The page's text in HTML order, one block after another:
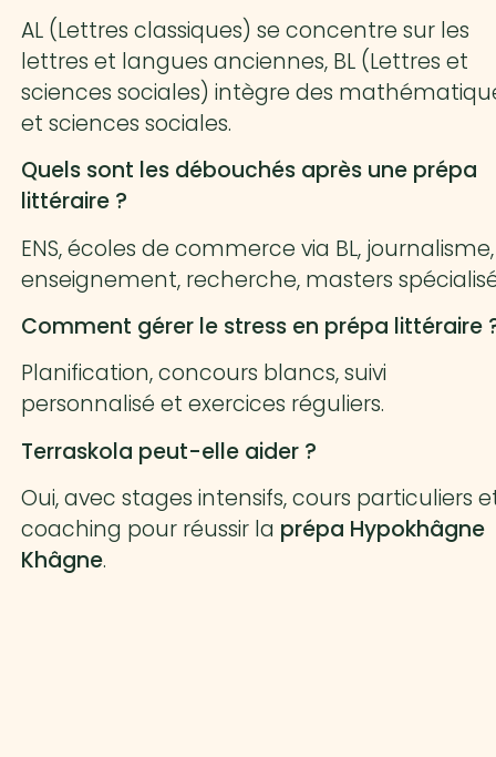
AL (Lettres classiques) se concentre sur les
lettres et langues anciennes, BL (Lettres et
sciences sociales) intègre des
et sciences sociales.
Quels sont les débouchés après une prépa
littéraire ?
ENS, écoles de commerce via BL, journalisme,
enseignement, recherche, masters
Comment gérer le stress en prépa littéraire
Planification, concours blancs, suivi
personnalisé et exercices réguliers.
Terraskola peut-elle aider ?
Oui, avec stages intensifs, cours particuliers
coaching pour réussir la prépa Hypokhâgne
Khâgne.